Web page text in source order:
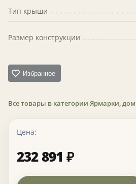
Тип крыши
Размер конструкции
Избранное
Все товары в категории Ярмарки,
Цена:
232 891 ₽